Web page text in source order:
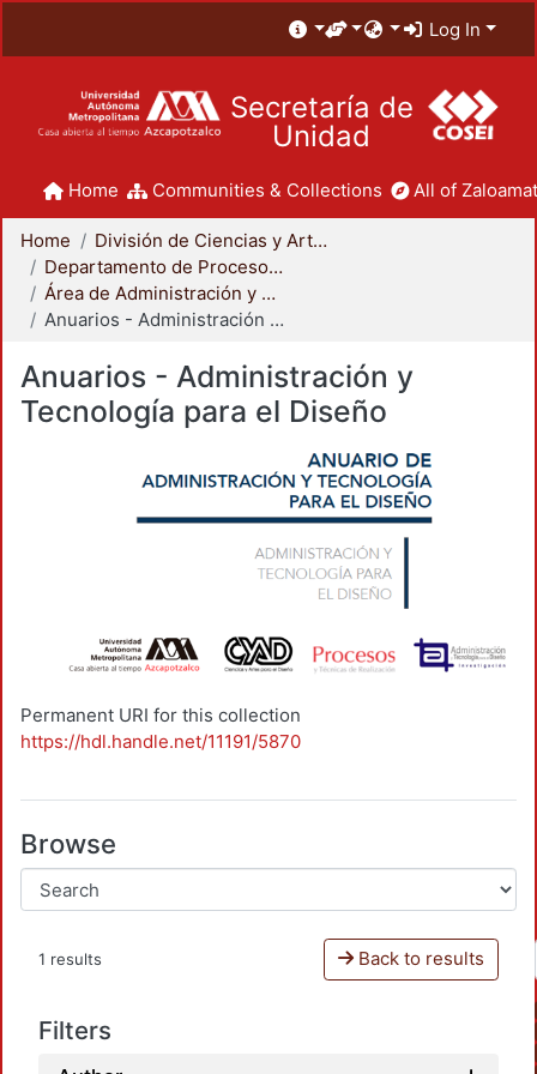
Log In
Secretaría de
Unidad
Home Communities & Collections All of
Home
División de Ciencias y Artes para el Diseño
Departamento de Procesos y Técnicas de Realización
Área de Administración y Tecnología para el Diseño
Anuarios - Administración y Tecnología para el Diseño
Anuarios - Administración y
Tecnología para el Diseño
Permanent URI for this collection
https://hdl.handle.net/11191/5870
Browse
1 results Back to results
Filters